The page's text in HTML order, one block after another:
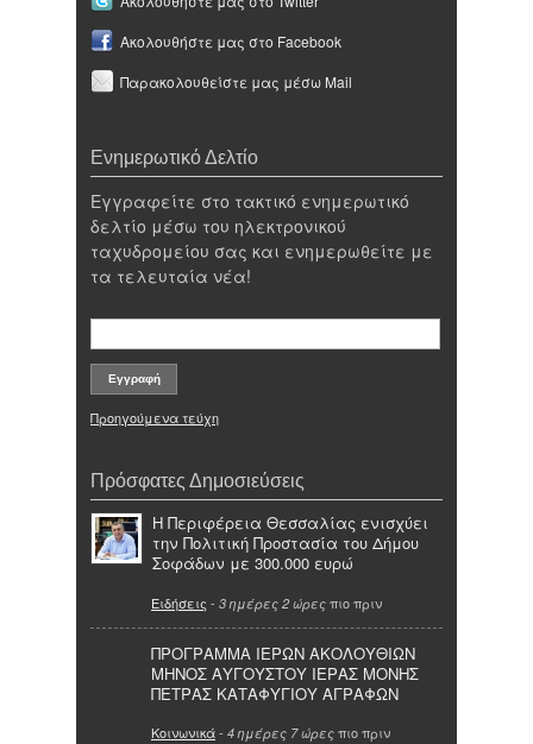
Ακολουθήστε μας στο Facebook
Παρακολουθείστε μας μέσω Mail
Ενημερωτικό Δελτίο
Εγγραφείτε στο τακτικό ενημερωτικό
δελτίο μέσω του ηλεκτρονικού
ταχυδρομείου σας και ενημερωθείτε με
τα τελευταία νέα!
Προηγούμενα τεύχη
Πρόσφατες Δημοσιεύσεις
Η Περιφέρεια Θεσσαλίας ενισχύει
την Πολιτική Προστασία του Δήμου
Σοφάδων με 300.000 ευρώ
Ειδήσεις - 3 ημέρες 2 ώρες πιο πριν
ΠΡΟΓΡΑΜΜΑ ΙΕΡΩΝ ΑΚΟΛΟΥΘΙΩΝ
ΜΗΝΟΣ ΑΥΓΟΥΣΤΟΥ ΙΕΡΑΣ ΜΟΝΗΣ
ΠΕΤΡΑΣ ΚΑΤΑΦΥΓΙΟΥ ΑΓΡΑΦΩΝ
Κοινωνικά- 4 ημέρες 7 ώρες πιο πριν